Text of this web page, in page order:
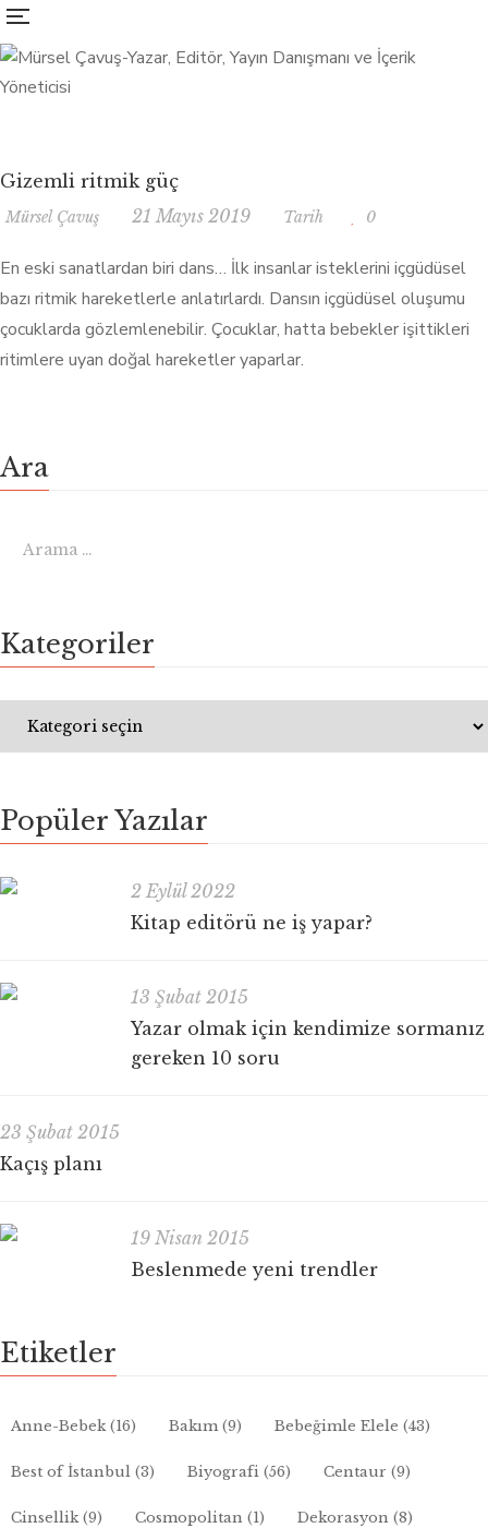
Gizemli ritmik güç
Mürsel Çavuş 21 Mayıs 2019 Tarih 0
En eski sanatlardan biri dans… İlk insanlar isteklerini içgüdüsel
bazı ritmik hareketlerle anlatırlardı. Dansın içgüdüsel oluşumu
çocuklarda gözlemlenebilir. Çocuklar, hatta bebekler işittikleri
ritimlere uyan doğal hareketler yaparlar.
Ara
Kategoriler
Popüler Yazılar
2 Eylül 2022
Kitap editörü ne iş yapar?
13 Şubat 2015
Yazar olmak için kendimize sormanız
gereken 10 soru
23 Şubat 2015
Kaçış planı
19 Nisan 2015
Beslenmede yeni trendler
Etiketler
Anne-Bebek(16) Bakım(9) Bebeğimle Elele (43)
Best of İstanbul (3) Biyografi (56) Centaur (9)
Cinsellik(9) Cosmopolitan (1) Dekorasyon (8)